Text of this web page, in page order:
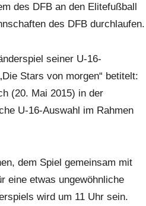
des DFB an den Elitefußball
des DFB durchlaufen.
seiner U-16-
Stars von morgen“ betitelt:
(20. Mai 2015) in der
U-16-Auswahl im Rahmen
dem Spiel gemeinsam mit
eine etwas ungewöhnliche
wird um 11 Uhr sein.